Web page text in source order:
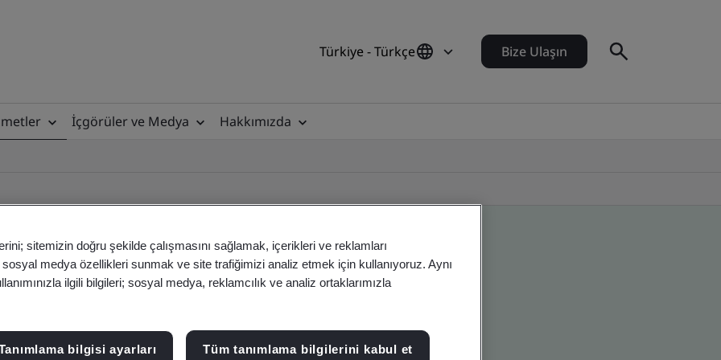
Türkiye - Türkçe Bize Ulaşın
İçgörüler ve Medya
Hakkımızda
- Validation and Verification
sitemizin doğru şekilde çalışmasını sağlamak, içerikleri ve reklamları
medya özellikleri sunmak ve site trafiğimizi analiz etmek için kullanıyoruz. Aynı
ilgili bilgileri; sosyal medya, reklamcılık ve analiz ortaklarımızla
bilgisi ayarları Tüm tanımlama bilgilerini kabul et